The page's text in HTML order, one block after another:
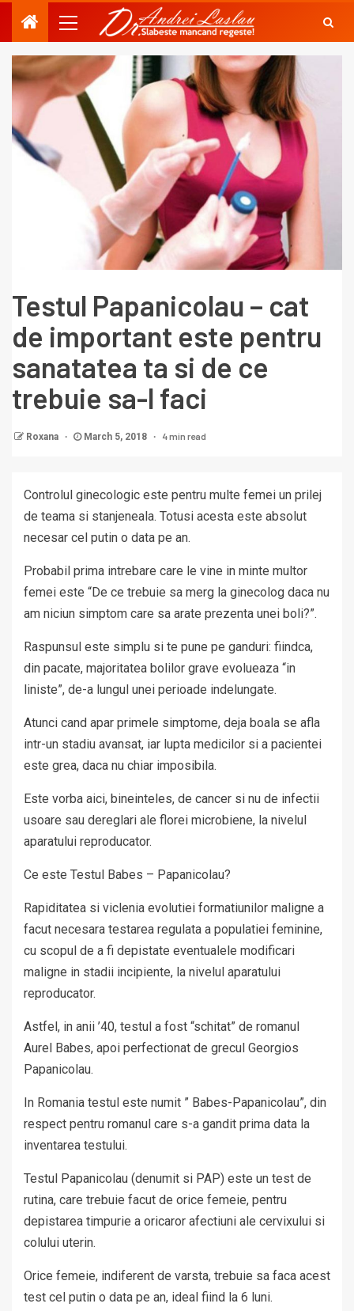
Testul Papanicolau – cat
de important este pentru
sanatatea ta si de ce
trebuie sa-l faci
Roxana March 5, 2018 4 min read
Controlul ginecologic este pentru multe femei un prilej
de teama si stanjeneala. Totusi acesta este absolut
necesar cel putin o data pe an.
Probabil prima intrebare care le vine in minte multor
femei este “De ce trebuie sa merg la ginecolog daca nu
am niciun simptom care sa arate prezenta unei boli?”.
Raspunsul este simplu si te pune pe ganduri: fiindca,
din pacate, majoritatea bolilor grave evolueaza “in
liniste”, de-a lungul unei perioade indelungate.
Atunci cand apar primele simptome, deja boala se afla
intr-un stadiu avansat, iar lupta medicilor si a pacientei
este grea, daca nu chiar imposibila.
Este vorba aici, bineinteles, de cancer si nu de infectii
usoare sau dereglari ale florei microbiene, la nivelul
aparatului reproducator.
Ce este Testul Babes – Papanicolau?
Rapiditatea si viclenia evolutiei formatiunilor maligne a
facut necesara testarea regulata a populatiei feminine,
cu scopul de a fi depistate eventualele modificari
maligne in stadii incipiente, la nivelul aparatului
reproducator.
Astfel, in anii ’40, testul a fost “schitat” de romanul
Aurel Babes, apoi perfectionat de grecul Georgios
Papanicolau.
In Romania testul este numit ” Babes-Papanicolau”, din
respect pentru romanul care s-a gandit prima data la
inventarea testului.
Testul Papanicolau (denumit si PAP) este un test de
rutina, care trebuie facut de orice femeie, pentru
depistarea timpurie a oricaror afectiuni ale cervixului si
colului uterin.
Orice femeie, indiferent de varsta, trebuie sa faca acest
test cel putin o data pe an, ideal fiind la 6 luni.